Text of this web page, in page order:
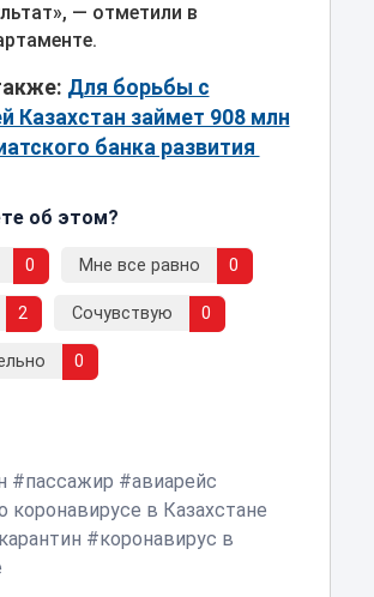
— отметили в
Для борьбы с
Казахстан займет 908 млн
банка развития
об этом?
0 Мне все равно 0
2 Сочувствую 0
0
пассажир
авиарейс
коронавирусе в Казахстане
карантин
коронавирус в